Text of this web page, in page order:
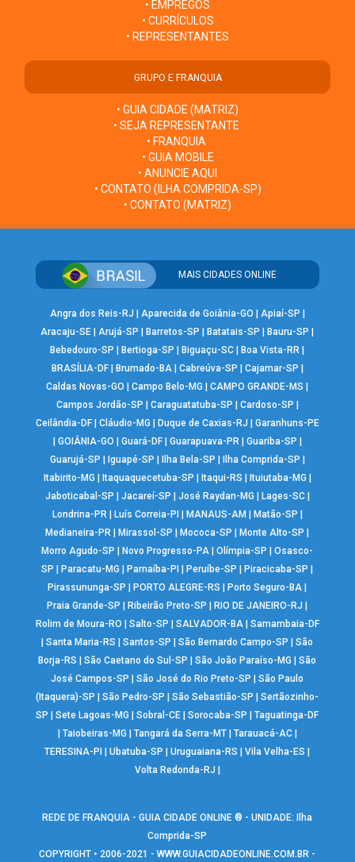
• EMPREGOS
• CURRÍCULOS
• REPRESENTANTES
GRUPO E FRANQUIA
• GUIA CIDADE (MATRIZ)
• SEJA REPRESENTANTE
• FRANQUIA
• GUIA MOBILE
• ANUNCIE AQUI
• CONTATO (ILHA COMPRIDA-SP)
• CONTATO (MATRIZ)
MAIS CIDADES ONLINE
Angra dos Reis-RJ | Aparecida de Goiânia-GO | Apiaí-SP |
Aracaju-SE | Arujá-SP |Barretos-SP |Batatais-SP |Bauru-SP |
Bebedouro-SP |Bertioga-SP |Biguaçu-SC |Boa Vista-RR |
BRASÍLIA-DF| Brumado-BA| Cabreúva-SP | Cajamar-SP |
Caldas Novas-GO |Campo Belo-MG |CAMPO GRANDE-MS |
Campos Jordão-SP | Caraguatatuba-SP | Cardoso-SP |
Ceilândia-DF| Cláudio-MG | Duque de Caxias-RJ | Garanhuns-PE
| GOIÂNIA-GO | Guará-DF| Guarapuava-PR | Guariba-SP |
Guarujá-SP | Iguapé-SP | Ilha Bela-SP | Ilha Comprida-SP |
Itabirito-MG | Itaquaquecetuba-SP | Itaqui-RS | Ituiutaba-MG |
Jaboticabal-SP | Jacareí-SP | José Raydan-MG | Lages-SC|
Londrina-PR | Luís Correia-PI | MANAUS-AM | Matão-SP |
Medianeira-PR |Mirassol-SP |Mococa-SP |Monte Alto-SP |
Morro Agudo-SP |Novo Progresso-PA |Olímpia-SP |Osasco-
SP |Paracatu-MG |Parnaíba-PI |Peruíbe-SP |Piracicaba-SP |
Pirassununga-SP |PORTO ALEGRE-RS |Porto Seguro-BA |
Praia Grande-SP |Ribeirão Preto-SP |RIO DE JANEIRO-RJ |
Rolim de Moura-RO | Salto-SP | SALVADOR-BA| Samambaia-DF
|Santa Maria-RS |Santos-SP |São Bernardo Campo-SP |São
Borja-RS |São Caetano do Sul-SP |São João Paraíso-MG |São
José Campos-SP |São José do Rio Preto-SP |São Paulo
(Itaquera)-SP |São Pedro-SP |São Sebastião-SP |Sertãozinho-
SP |Sete Lagoas-MG |Sobral-CE |Sorocaba-SP |Taguatinga-DF
| Taiobeiras-MG | Tangará da Serra-MT| Tarauacá-AC|
TERESINA-PI |Ubatuba-SP |Uruguaiana-RS |Vila Velha-ES |
Volta Redonda-RJ |
REDE DE FRANQUIA - GUIA CIDADE ONLINE ® - UNIDADE: Ilha
Comprida-SP
COPYRIGHT • 2006-2021 -WWW.GUIACIDADEONLINE.COM.BR -